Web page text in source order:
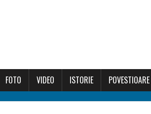
FOTO VIDEO ISTORIE POVESTIOARE